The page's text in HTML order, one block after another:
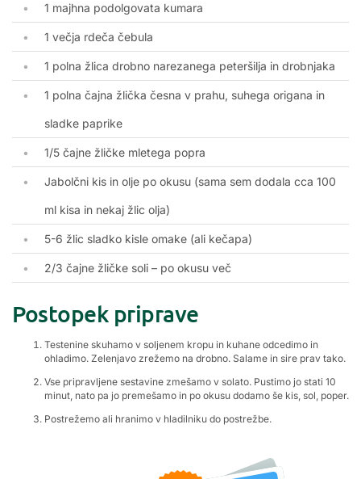
1 majhna podolgovata kumara
1 večja rdeča čebula
1 polna žlica drobno narezanega peteršilja in drobnjaka
1 polna čajna žlička česna v prahu, suhega origana in
sladke paprike
1/5 čajne žličke mletega popra
Jabolčni kis in olje po okusu (sama sem dodala cca 100
ml kisa in nekaj žlic olja)
5-6 žlic sladko kisle omake (ali kečapa)
2/3 čajne žličke soli – po okusu več
Postopek priprave
Testenine skuhamo v soljenem kropu in kuhane odcedimo in
ohladimo. Zelenjavo zrežemo na drobno. Salame in sire prav tako.
Vse pripravljene sestavine zmešamo v solato. Pustimo jo stati 10
minut, nato pa jo premešamo in po okusu dodamo še kis, sol, poper.
Postrežemo ali hranimo v hladilniku do postrežbe.